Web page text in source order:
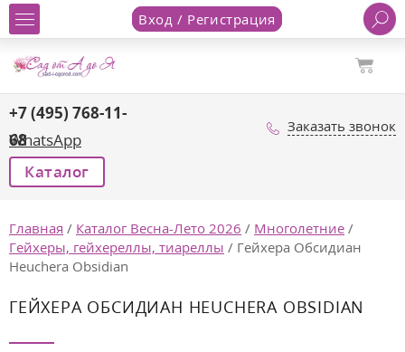
Вход / Регистрация
+7 (495) 768-11-
68
WhatsApp
Заказать звонок
Каталог
Главная / Каталог Весна-Лето 2026 / Многолетние /
Гейхеры, гейхереллы, тиареллы / Гейхера Обсидиан
Heuchera Obsidian
ГЕЙХЕРА ОБСИДИАН HEUCHERA OBSIDIAN